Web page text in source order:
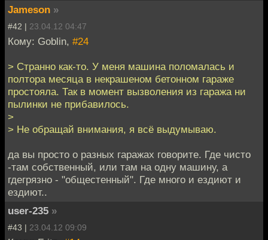
Jameson »
#42 | 23.04.12 04:47
Кому: Goblin, #24
> Странно как-то. У меня машина поломалась и
полтора месяца в некрашеном бетонном гараже
простояла. Так в момент вызволения из гаража ни
пылинки не прибавилось.
>
> Не обращай внимания, я всё выдумываю.
да вы просто о разных гаражах говорите. Где чисто
-там собственный, или там на одну машину, а
гдегрязно - "общестенный". Где много и ездиют и
ездиют..
user-235 »
#43 | 23.04.12 09:09